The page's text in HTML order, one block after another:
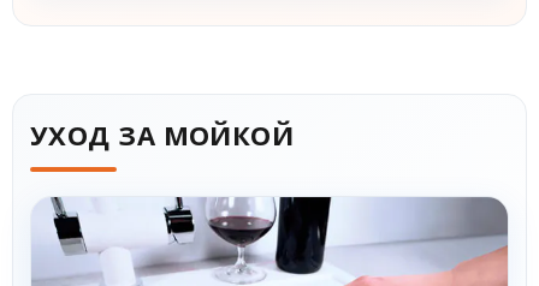
УХОД ЗА МОЙКОЙ